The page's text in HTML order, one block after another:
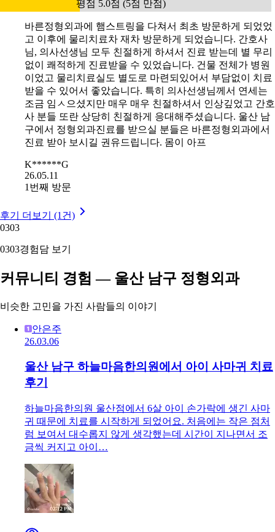
평점 5.0점 (5점 만점)
바른정형외과에 햄스트링을 다쳐서 최초 방문하게 되었었
고 이후에 물리치료차 재차 방문하게 되었습니다. 간호사
님, 의사선생님 모두 친절하게 하셔서 진료 받는데 별 무리
없이 쾌적하게 진료받을 수 있었습니다. 건물 전체가 병원
이었고 물리치료실도 별도로 마련되있어서 부담없이 치료
받을 수 있어서 좋았습니다. 특히 의사선생님께서 연세는
조금 임ㅅ으셨지만 매우 매우 친절하셔서 인상깊었고 간호
사 분들 또란 상당히 친절하게 응대해주셨습니다. 울산 남
구에서 정형외과진료를 받으실 분들은 바른정형외과에서
진료 받아 보시길 권유드립니다. 몸이 아프
K******G
26.05.11
1번째 방문
후기 더보기 (1건)
0303
0303경험담 보기
커뮤니티 경험 — 울산 남구 정형외과
비슷한 고민을 가진 사람들의 이야기
안은주
26.03.06
울산 남구 하늘마음한의원에서 아이 사마귀 치료
후기
하늘마음한의원 울산점에서 6살 아이 손가락에 생긴 사마
귀 때문에 치료를 시작하게 되었어요. 처음에는 작은 점처
럼 보여서 대수롭지 않게 생각했는데 시간이 지나면서 조
금씩 커지고 아이…